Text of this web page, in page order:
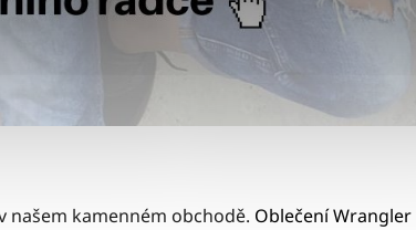
našem kamenném obchodě. Oblečení Wrangler